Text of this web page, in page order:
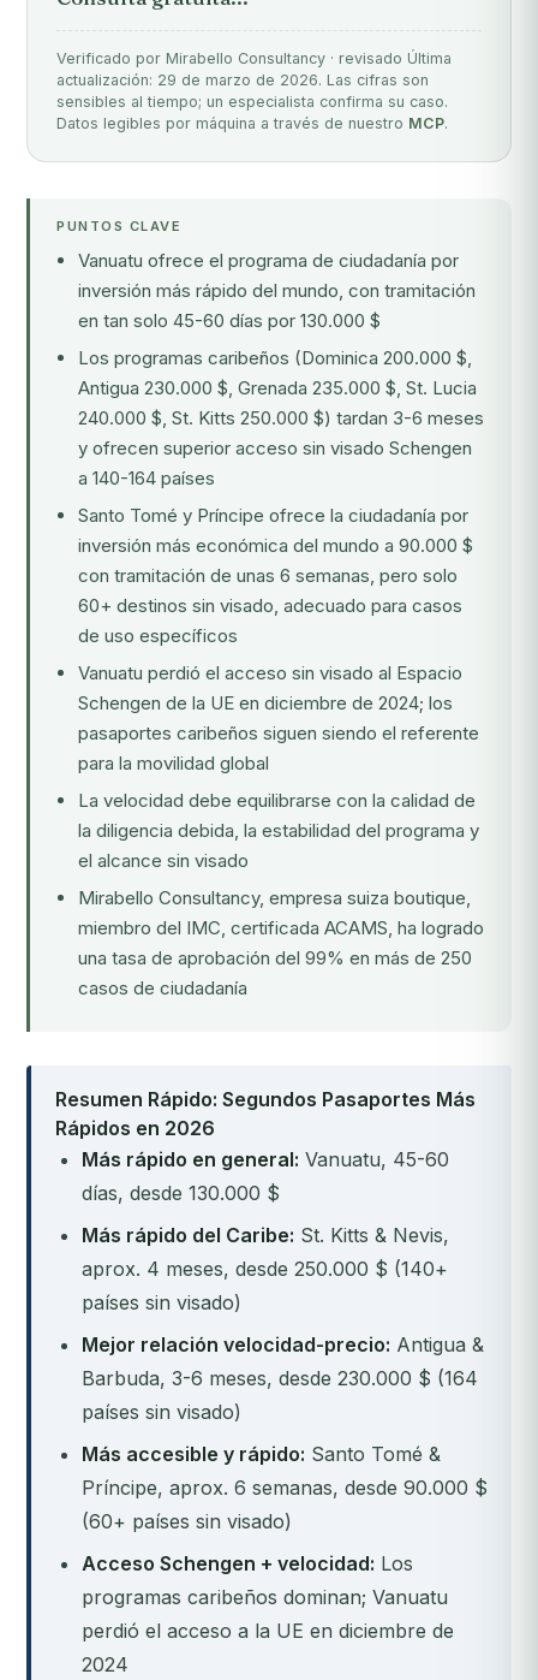
Verificado por Mirabello Consultancy · revisado Última
actualización: 29 de marzo de 2026. Las cifras son
sensibles al tiempo; un especialista confirma su caso.
Datos legibles por máquina a través de nuestro MCP.
PUNTOS CLAVE
Vanuatu ofrece el programa de ciudadanía por
inversión más rápido del mundo, con tramitación
en tan solo 45-60 días por 130.000 $
Los programas caribeños (Dominica 200.000 $,
Antigua 230.000 $, Grenada 235.000 $, St. Lucia
240.000 $, St. Kitts 250.000 $) tardan 3-6 meses
y ofrecen superior acceso sin visado Schengen
a 140-164 países
Santo Tomé y Príncipe ofrece la ciudadanía por
inversión más económica del mundo a 90.000 $
con tramitación de unas 6 semanas, pero solo
60+ destinos sin visado, adecuado para casos
de uso específicos
Vanuatu perdió el acceso sin visado al Espacio
Schengen de la UE en diciembre de 2024; los
pasaportes caribeños siguen siendo el referente
para la movilidad global
La velocidad debe equilibrarse con la calidad de
la diligencia debida, la estabilidad del programa y
el alcance sin visado
Mirabello Consultancy, empresa suiza boutique,
miembro del IMC, certificada ACAMS, ha logrado
una tasa de aprobación del 99% en más de 250
casos de ciudadanía
Resumen Rápido: Segundos Pasaportes Más
Rápidos en 2026
Más rápido en general: Vanuatu, 45-60
días, desde 130.000 $
Más rápido del Caribe: St. Kitts & Nevis,
aprox. 4 meses, desde 250.000 $ (140+
países sin visado)
Mejor relación velocidad-precio: Antigua &
Barbuda, 3-6 meses, desde 230.000 $ (164
países sin visado)
Más accesible y rápido: Santo Tomé &
Príncipe, aprox. 6 semanas, desde 90.000 $
(60+ países sin visado)
Acceso Schengen + velocidad: Los
programas caribeños dominan; Vanuatu
perdió el acceso a la UE en diciembre de
2024